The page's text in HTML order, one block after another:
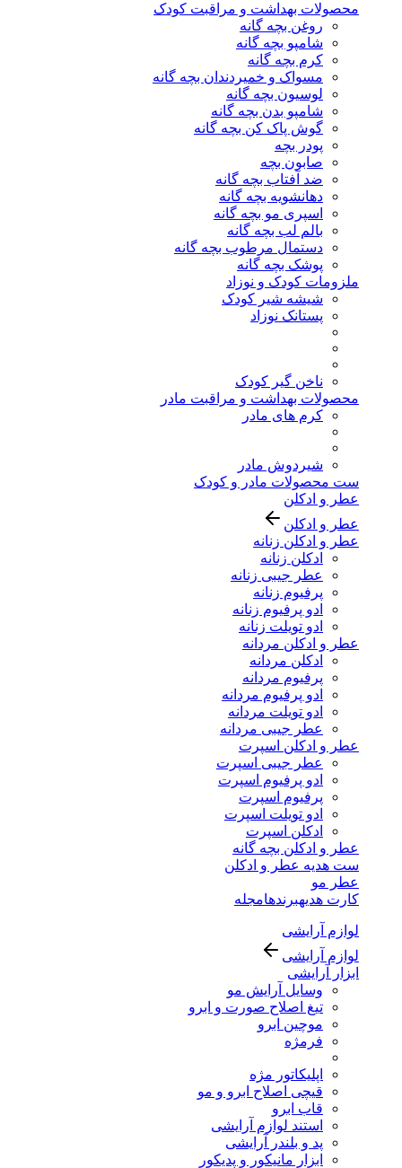
محصولات بهداشت و مراقبت کودک
روغن بچه گانه
شامپو بچه گانه
کرم بچه گانه
مسواک و خمیردندان بچه گانه
لوسیون بچه گانه
شامپو بدن بچه گانه
گوش پاک کن بچه گانه
پودر بچه
صابون بچه
ضد آفتاب بچه گانه
دهانشویه بچه گانه
اسپری مو بچه گانه
بالم لب بچه گانه
دستمال مرطوب بچه گانه
پوشک بچه گانه
ملزومات کودک و نوزاد
شیشه شیر کودک
پستانک نوزاد
ناخن گیر کودک
محصولات بهداشت و مراقبت مادر
کرم های مادر
شیردوش مادر
ست محصولات مادر و کودک
عطر و ادکلن
عطر و ادکلن
عطر و ادکلن زنانه
ادکلن زنانه
عطر جیبی زنانه
پرفیوم زنانه
ادو پرفیوم زنانه
ادو تویلت زنانه
عطر و ادکلن مردانه
ادکلن مردانه
پرفیوم مردانه
ادو پرفیوم مردانه
ادو تویلت مردانه
عطر جیبی مردانه
عطر و ادکلن اسپرت
عطر جیبی اسپرت
ادو پرفیوم اسپرت
پرفیوم اسپرت
ادو تویلت اسپرت
ادکلن اسپرت
عطر و ادکلن بچه گانه
ست هدیه عطر و ادکلن
عطر مو
کارت هدیهبرندهامجله
لوازم آرایشی
لوازم آرایشی
ابزار آرایشی
وسایل آرایش مو
تیغ اصلاح صورت و ابرو
موچین ابرو
فرمژه
اپلیکاتور مژه
قیچی اصلاح ابرو و مو
قاب ابرو
استند لوازم آرایشی
پد و بلندر آرایشی
ابزار مانیکور و پدیکور